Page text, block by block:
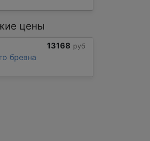
цены
бревна
13168 руб